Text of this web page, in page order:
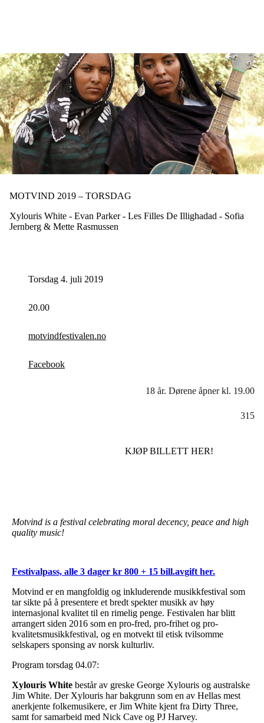
MOTVIND 2019 – TORSDAG
Xylouris White - Evan Parker - Les Filles De Illighadad - Sofia
Jernberg & Mette Rasmussen
Torsdag 4. juli 2019
20.00
motvindfestivalen.no
Facebook
18 år. Dørene åpner kl. 19.00
315
KJØP BILLETT HER!
Motvind is a festival celebrating moral decency, peace and high
quality music!
Festivalpass, alle 3 dager kr 800 + 15 bill.avgift her.
Motvind er en mangfoldig og inkluderende musikkfestival som
tar sikte på å presentere et bredt spekter musikk av høy
internasjonal kvalitet til en rimelig penge. Festivalen har blitt
arrangert siden 2016 som en pro-fred, pro-frihet og pro-
kvalitetsmusikkfestival, og en motvekt til etisk tvilsomme
selskapers sponsing av norsk kulturliv.
Program torsdag 04.07:
Xylouris White består av greske George Xylouris og australske
Jim White. Der Xylouris har bakgrunn som en av Hellas mest
anerkjente folkemusikere, er Jim White kjent fra Dirty Three,
samt for samarbeid med Nick Cave og PJ Harvey.